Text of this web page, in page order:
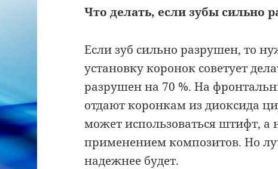
Что делать, если зубы сильно
Если зуб сильно разрушен, то
установку коронок советует
разрушен на 70 %. На
отдают коронкам из диоксида
может использоваться штифт, а
применением композитов. Но
надежнее будет.